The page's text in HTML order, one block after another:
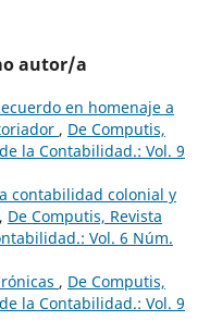
autor/a
en homenaje a
, De Computis,
la Contabilidad.: Vol. 9
contabilidad colonial y
, De Computis, Revista
Vol. 6 Núm.
, De Computis,
la Contabilidad.: Vol. 9